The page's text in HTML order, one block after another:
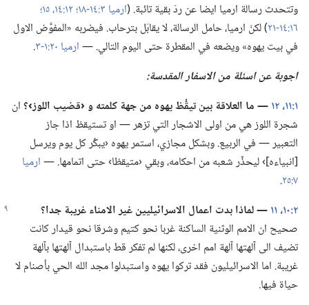
وتتحدث رسالة ارميا ايضا عن ردّ بقية تائبة.‏ (‏ارميا ٣:‏١٤-‏١٨؛‏
١٦:‏١٤-‏٢١
‏)‏ لكنّ ارميا،‏ حامل الرسالة،‏ لا يقابَل بترحاب.‏ فيضربه «المفوَّض الاول
في بيت يهوه» ويضعه في المقطرة حتى اليوم التالي.‏ —‏ارميا ٢٠:‏١-‏٣
‏.‏
اجوبة عن اسئلة من الاسفار المقدسة:‏
١:‏١١،‏ ١٢
‏—‏ ما العلاقة بين تيقُّظ يهوه من جهة كلمته و ‹قضيب اللوز›؟‏ان
شجرة اللوز هي من اولى الاشجار التي تزهر —‏ او تستيقظ اذا جاز
التعبير —‏ في الربيع.‏ وبشكل مجازي،‏ استمر يهوه ‹يبكِّر كل يوم ويرسل
[انبياءه]› ليحذِّر شعبه من احكامه،‏ وبقي ‹متيقظا› حتى اتمامها.‏ —‏ارميا
٧:‏٢٥ ‏.‏
٢:‏١٠،‏ ١١
‏—‏ لماذا بدت اعمال الاسرائيليين غير الامناء غريبة جدا؟‏
صحيح ان الامم الوثنية الساكنة غربا نحو كتيم وشرقا نحو قيدار كانت
تضيف الى آلهتها آلهة امم اخرى،‏ لكنها لم تفكر قط باستبدال آلهتها بآلهة
غريبة.‏ اما الاسرائيليون فقد تركوا يهوه واستبدلوا مجد الله الحي بأصنام لا
حياة فيها.‏